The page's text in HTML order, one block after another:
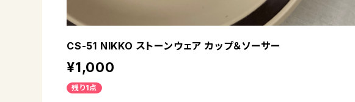
CS-51 NIKKO ストーンウェア カップ＆ソーサー
¥1,000
残り1点